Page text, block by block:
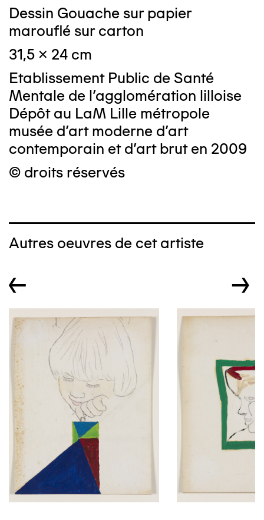
Dessin Gouache sur papier
marouflé sur carton
31,5 x 24 cm
Etablissement Public de Santé
Mentale de l'agglomération lilloise
Dépôt au LaM Lille métropole
musée d’art moderne d’art
contemporain et d’art brut en 2009
© droits réservés
Autres oeuvres de cet artiste
← →